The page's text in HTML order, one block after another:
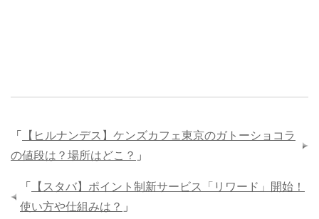
「
【ヒルナンデス】ケンズカフェ東京のガトーショコラ
の値段は？場所はどこ？ 」
「
【スタバ】ポイント制新サービス「リワード」開始！
使い方や仕組みは？ 」